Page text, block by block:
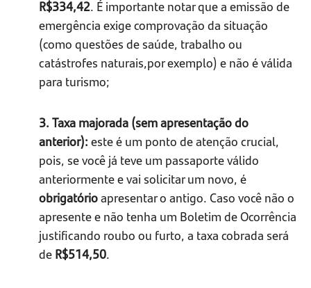
R$334,42. É importante notar que a emissão de
emergência exige comprovação da situação
(como questões de saúde, trabalho ou
catástrofes naturais,por exemplo) e não é válida
para turismo;
3. Taxa majorada (sem apresentação do
anterior): este é um ponto de atenção crucial,
pois, se você já teve um passaporte válido
anteriormente e vai solicitar um novo, é
obrigatórioapresentar o antigo. Caso você não o
apresente e não tenha um Boletim de Ocorrência
justificando roubo ou furto, a taxa cobrada será
de R$514,50.